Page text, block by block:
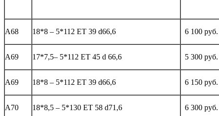
А68 18*8 – 5*112 ЕТ 39 d66,6 6 100 руб.
А69 17*7,5– 5*112 ЕТ 45 d 66,6 5 300 руб.
А69 18*8 – 5*112 ЕТ 39 d66,6 6 150 руб.
А70 18*8,5 – 5*130 ЕТ 58 d71,6 6 300 руб.